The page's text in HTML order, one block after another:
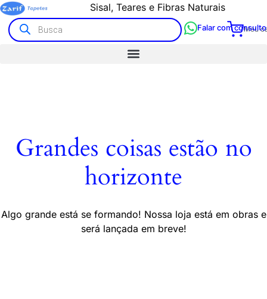
Sisal, Teares e Fibras Naturais
Meu
Falar com
Grandes coisas estão no
horizonte
Algo grande está se formando! Nossa loja está em obras e
será lançada em breve!